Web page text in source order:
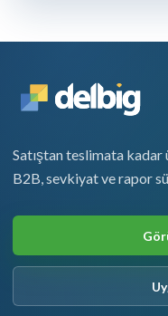
Satıştan teslimata
B2B, sevkiyat ve rapor